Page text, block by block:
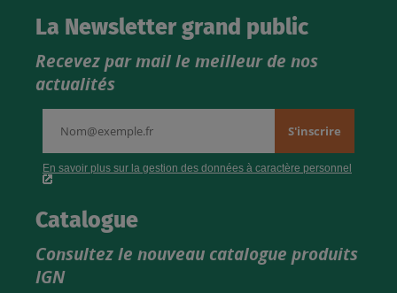
La Newsletter grand public
Recevez par mail le meilleur de nos
actualités
Catalogue
Consultez le nouveau catalogue produits
IGN